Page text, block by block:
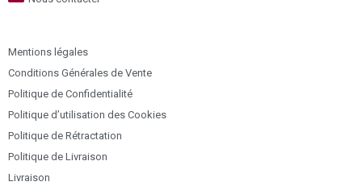
Mentions légales
Conditions Générales de Vente
Politique de Confidentialité
Politique d’utilisation des Cookies
Politique de Rétractation
Politique de Livraison
Livraison